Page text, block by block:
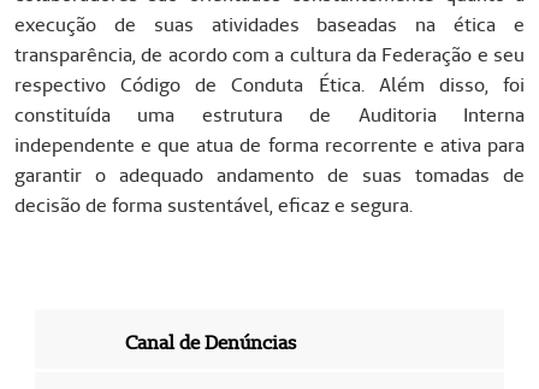
execução de suas atividades baseadas na ética e
transparência, de acordo com a cultura da Federação e seu
respectivo Código de Conduta Ética. Além disso, foi
constituída uma estrutura de Auditoria Interna
independente e que atua de forma recorrente e ativa para
garantir o adequado andamento de suas tomadas de
decisão de forma sustentável, eficaz e segura.
Canal de Denúncias